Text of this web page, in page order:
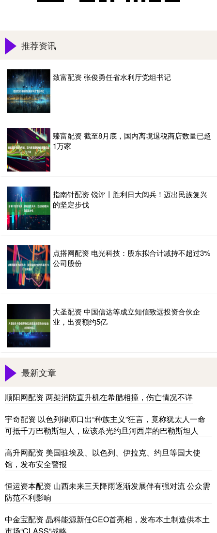
推荐资讯
致富配资 张俊勇任省水利厅党组书记
臻富配资 截至8月底，国内离境退税商店数量已超
1万家
指南针配资 锐评丨胜利日大阅兵！迈出民族复兴
的坚定步伐
点搭网配资 电光科技：股东拟合计减持不超过3%
公司股份
大圣配资 中国信达等成立知信致远投资合伙企
业，出资额约5亿
最新文章
顺阳网配资 两架消防直升机在希腊相撞，伤亡情况不详
宇奇配资 以色列律师口出“种族主义”狂言，竟称犹太人一命
可抵千万巴勒斯坦人，应该杀光约旦河西岸的巴勒斯坦人
高升网配资 美国驻埃及、以色列、伊拉克、约旦等国大使
馆，发布安全警报
恒运资本配资 山西未来三天降雨逐渐发展伴有强对流 公众需
防范不利影响
中金宝配资 晶科能源新任CEO首亮相，发布本土制造供本土